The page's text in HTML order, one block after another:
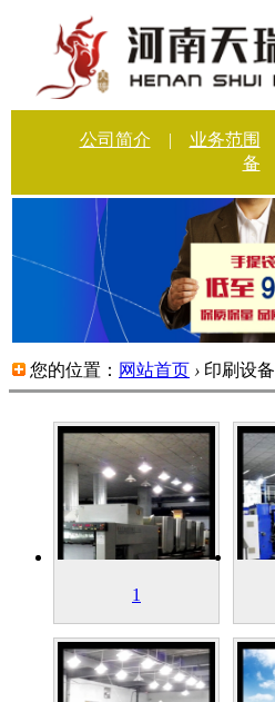
公司简介 | 业务范围
备
您的位置： 网站首页 › 印刷设备
1